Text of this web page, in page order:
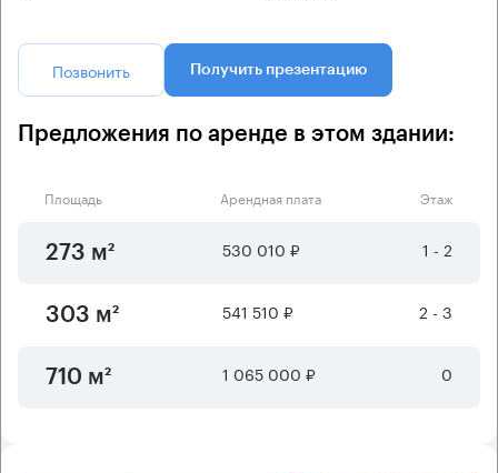
Позвонить Получить презентацию
Предложения по аренде в этом здании:
Площадь Арендная плата Этаж
273 м² 530 010 ₽ 1 - 2
303 м² 541 510 ₽ 2 - 3
710 м² 1 065 000 ₽ 0